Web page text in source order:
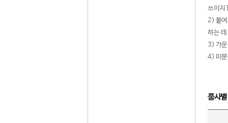
쓰이지
2) 붙여
하는
3) 가운
4) 미분
품사